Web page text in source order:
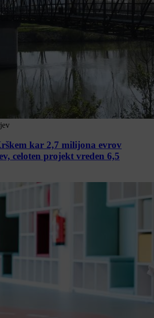
kar 2,7 milijona evrov
celoten projekt vreden 6,5